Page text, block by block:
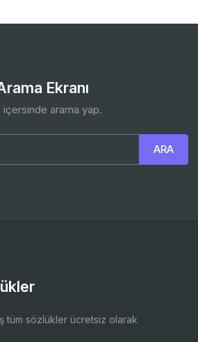
Ekranı
içersinde arama yap.
tüm sözlükler ücretsiz olarak